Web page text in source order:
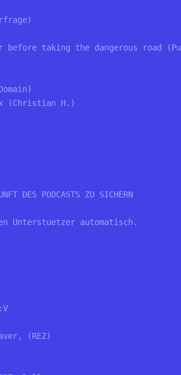
before taking the dangerous road
(Christian H.)
DES PODCASTS ZU SICHERN
Unterstuetzer automatisch.
(REZ)